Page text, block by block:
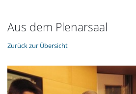
Aus dem Plenarsaal
Zurück zur Übersicht